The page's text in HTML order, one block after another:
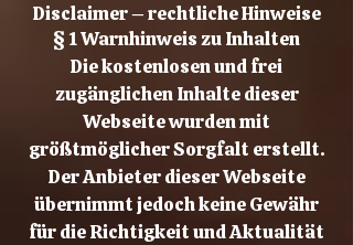
Disclaimer – rechtliche Hinweise
§ 1 Warnhinweis zu Inhalten
Die kostenlosen und frei
zugänglichen Inhalte dieser
Webseite wurden mit
größtmöglicher Sorgfalt erstellt.
Der Anbieter dieser Webseite
übernimmt jedoch keine Gewähr
für die Richtigkeit und Aktualität